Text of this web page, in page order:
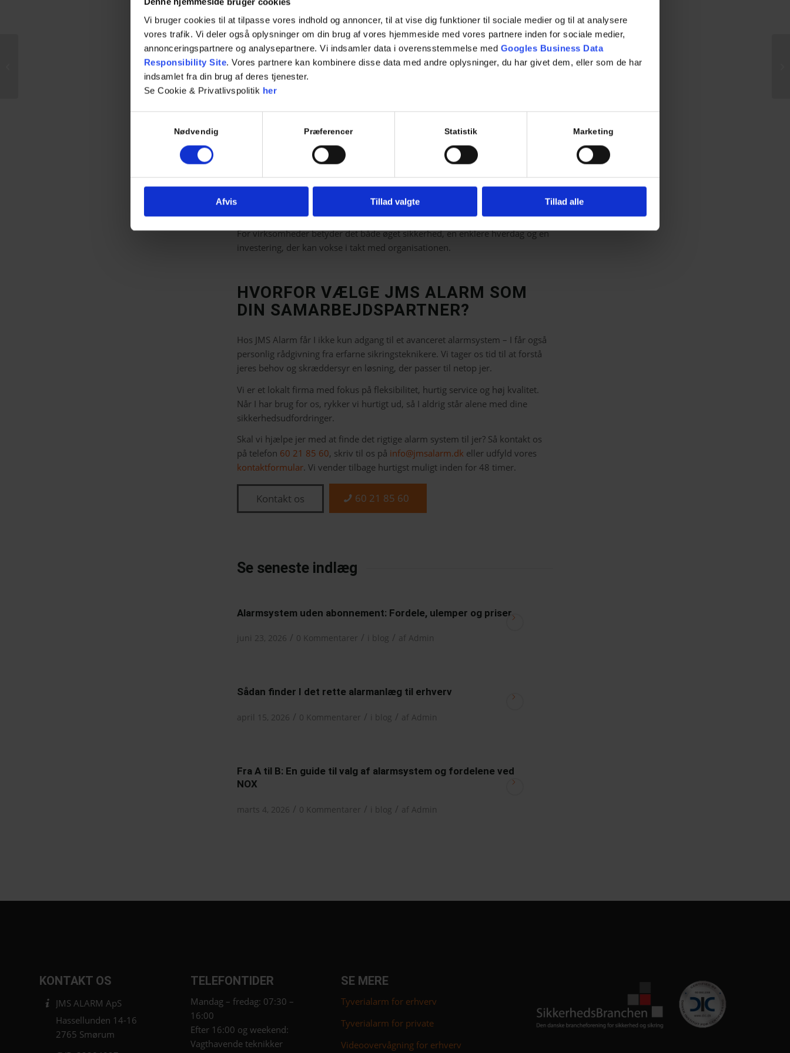
Vi bruger cookies til at tilpasse vores indhold og annoncer, til at vise dig funktioner til sociale medier og til at analysere
vores trafik. Vi deler også oplysninger om din brug af vores hjemmeside med vores partnere inden for sociale medier,
annonceringspartnere og analysepartnere. Vi indsamler data i overensstemmelse med Googles Business Data
Responsibility Site. Vores partnere kan kombinere disse data med andre oplysninger, du har givet dem, eller som de har
indsamlet fra din brug af deres tjenester.
Se Cookie & Privatlivspolitik her
Nødvendig Præferencer Statistik Marketing
Afvis Tillad valgte Tillad alle
og andre løsninger.
Central administration– medarbejderrettigheder følger automatisk
deres status.
Højere sikkerhed– hurtig deaktivering af adgange reducerer risikoen for
misbrug.
Mindre administration
EN SIKKER INVESTERING FOR
ERHVERV
I får et samlet værktøj til at styre sikkerhed og adgang på tværs af bygninger
og afdelinger. Systemet kan integreres med eksisterende løsninger og giver
HR eller IT en overskuelig platform til effektiv administration.
For virksomheder betyder det både øget sikkerhed, en enklere hverdag og en
investering, der kan vokse i takt med organisationen.
HVORFOR VÆLGE JMS ALARM SOM
DIN SAMARBEJDSPARTNER?
Hos JMS Alarm får I ikke kun adgang til et avanceret alarmsystem – I får også
personlig rådgivning fra erfarne sikringsteknikere. Vi tager os tid til at forstå
jeres behov og skræddersyr en løsning, der passer til netop jer.
Vi er et lokalt firma med fokus på fleksibilitet, hurtig service og høj kvalitet.
Når I har brug for os, rykker vi hurtigt ud, så I aldrig står alene med dine
sikkerhedsudfordringer.
Skal vi hjælpe jer med at finde det rigtige alarm system til jer? Så kontakt os
på telefon 60 21 85 60, skriv til os på info@jmsalarm.dk eller udfyld vores
kontaktformular. Vi vender tilbage hurtigst muligt inden for 48 timer.
Kontakt os 60 21 85 60
Se seneste indlæg
Alarmsystem uden abonnement: Fordele, ulemper og priser
juni 23, 2026 / 0 Kommentarer / blog / af Admin
Sådan finder I det rette alarmanlæg til erhverv
april 15, 2026 / 0 Kommentarer / blog / af Admin
Fra A til B: En guide til valg af alarmsystem og fordelene ved
NOX
marts 4, 2026 / 0 Kommentarer / blog / af Admin
KONTAKT OS
JMS ALARM ApS
Hassellunden 14-16
2765 Smørum
TELEFONTIDER
Mandag – fredag: 07:30 –
16:00
Efter 16:00 og weekend:
Vagthavende teknikker
SE MERE
Tyverialarm for erhverv
Tyverialarm for private
Videoovervågning for erhverv